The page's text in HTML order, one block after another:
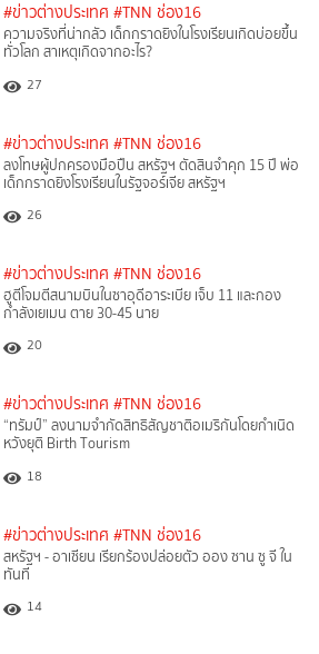
#ข่าวต่างประเทศ #TNN ช่อง16
ความจริงที่น่ากลัว เด็กกราดยิงในโรงเรียนเกิดบ่อยขึ้น
ทั่วโลก สาเหตุเกิดจากอะไร?
27
#ข่าวต่างประเทศ #TNN ช่อง16
ลงโทษผู้ปกครองมือปืน สหรัฐฯ ตัดสินจำคุก 15 ปี พ่อ
เด็กกราดยิงโรงเรียนในรัฐจอร์เจีย สหรัฐฯ
26
#ข่าวต่างประเทศ #TNN ช่อง16
ฮูตีโจมตีสนามบินในซาอุดีอาระเบีย เจ็บ 11 และกอง
กำลังเยเมน ตาย 30-45 นาย
20
#ข่าวต่างประเทศ #TNN ช่อง16
“ทรัมป์” ลงนามจำกัดสิทธิสัญชาติอเมริกันโดยกำเนิด
หวังยุติ Birth Tourism
18
#ข่าวต่างประเทศ #TNN ช่อง16
สหรัฐฯ - อาเซียน เรียกร้องปล่อยตัว ออง ซาน ซู จี ใน
ทันที
14